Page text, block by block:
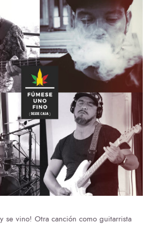
se vino! Otra canción como guitarrista